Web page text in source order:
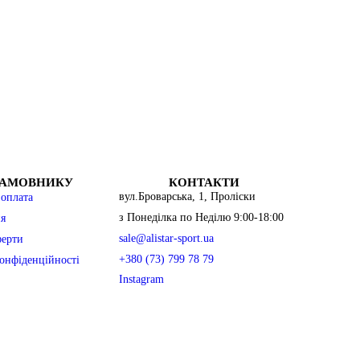
Майка стрингер
Кросівки чоловічі
Чоловічі аксесуари
CAN
ALM
КОНТАКТИ
вул.Броварська, 1, Проліски
з Понеділка по Неділю 9:00-18:00
sale@alistar-sport.ua
+380 (73) 799 78 79
Instagram